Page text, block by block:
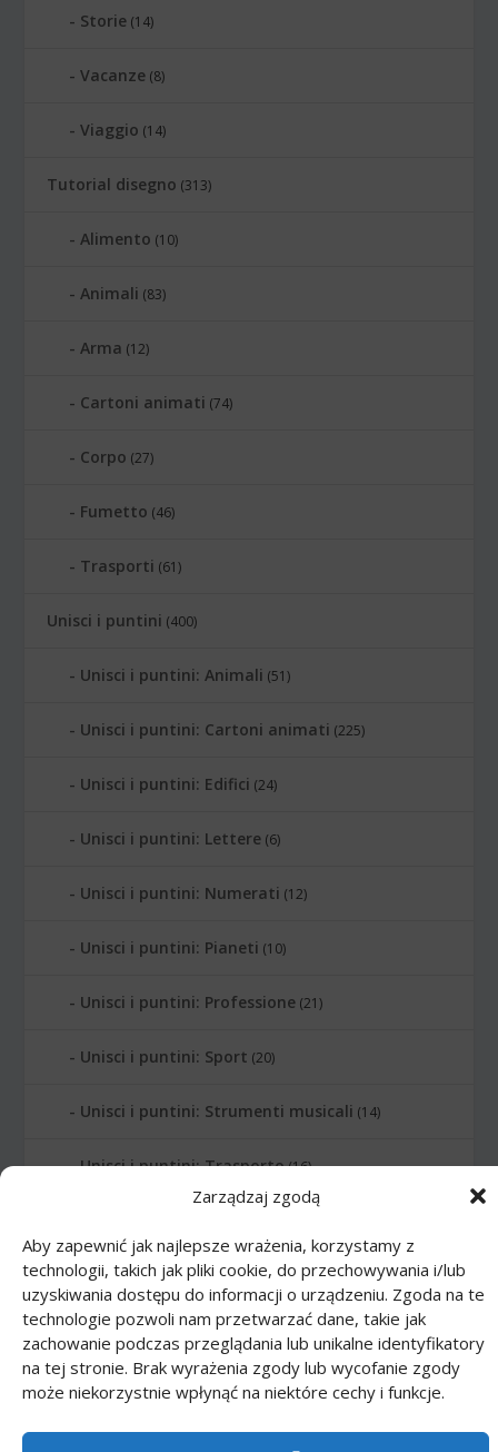
Zarządzaj zgodą
Aby zapewnić jak najlepsze wrażenia, korzystamy z
technologii, takich jak pliki cookie, do przechowywania i/lub
uzyskiwania dostępu do informacji o urządzeniu. Zgoda na te
technologie pozwoli nam przetwarzać dane, takie jak
zachowanie podczas przeglądania lub unikalne identyfikatory
na tej stronie. Brak wyrażenia zgody lub wycofanie zgody
może niekorzystnie wpłynąć na niektóre cechy i funkcje.
Storie (14)
Vacanze (8)
Viaggio (14)
Tutorial disegno (313)
Alimento (10)
Animali (83)
Arma (12)
Cartoni animati (74)
Corpo (27)
Fumetto (46)
Trasporti (61)
Unisci i puntini (400)
Unisci i puntini: Animali (51)
Unisci i puntini: Cartoni animati (225)
Unisci i puntini: Edifici (24)
Unisci i puntini: Lettere (6)
Unisci i puntini: Numerati (12)
Unisci i puntini: Pianeti (10)
Unisci i puntini: Professione (21)
Unisci i puntini: Sport (20)
Unisci i puntini: Strumenti musicali (14)
Unisci i puntini: Trasporto(16)
Printmania Privacy policy PL
Privacy
policy EN|Privacy policy DE|Privacy policy
FR|Privacy policy ES|Privacy policy IT|
Contact us